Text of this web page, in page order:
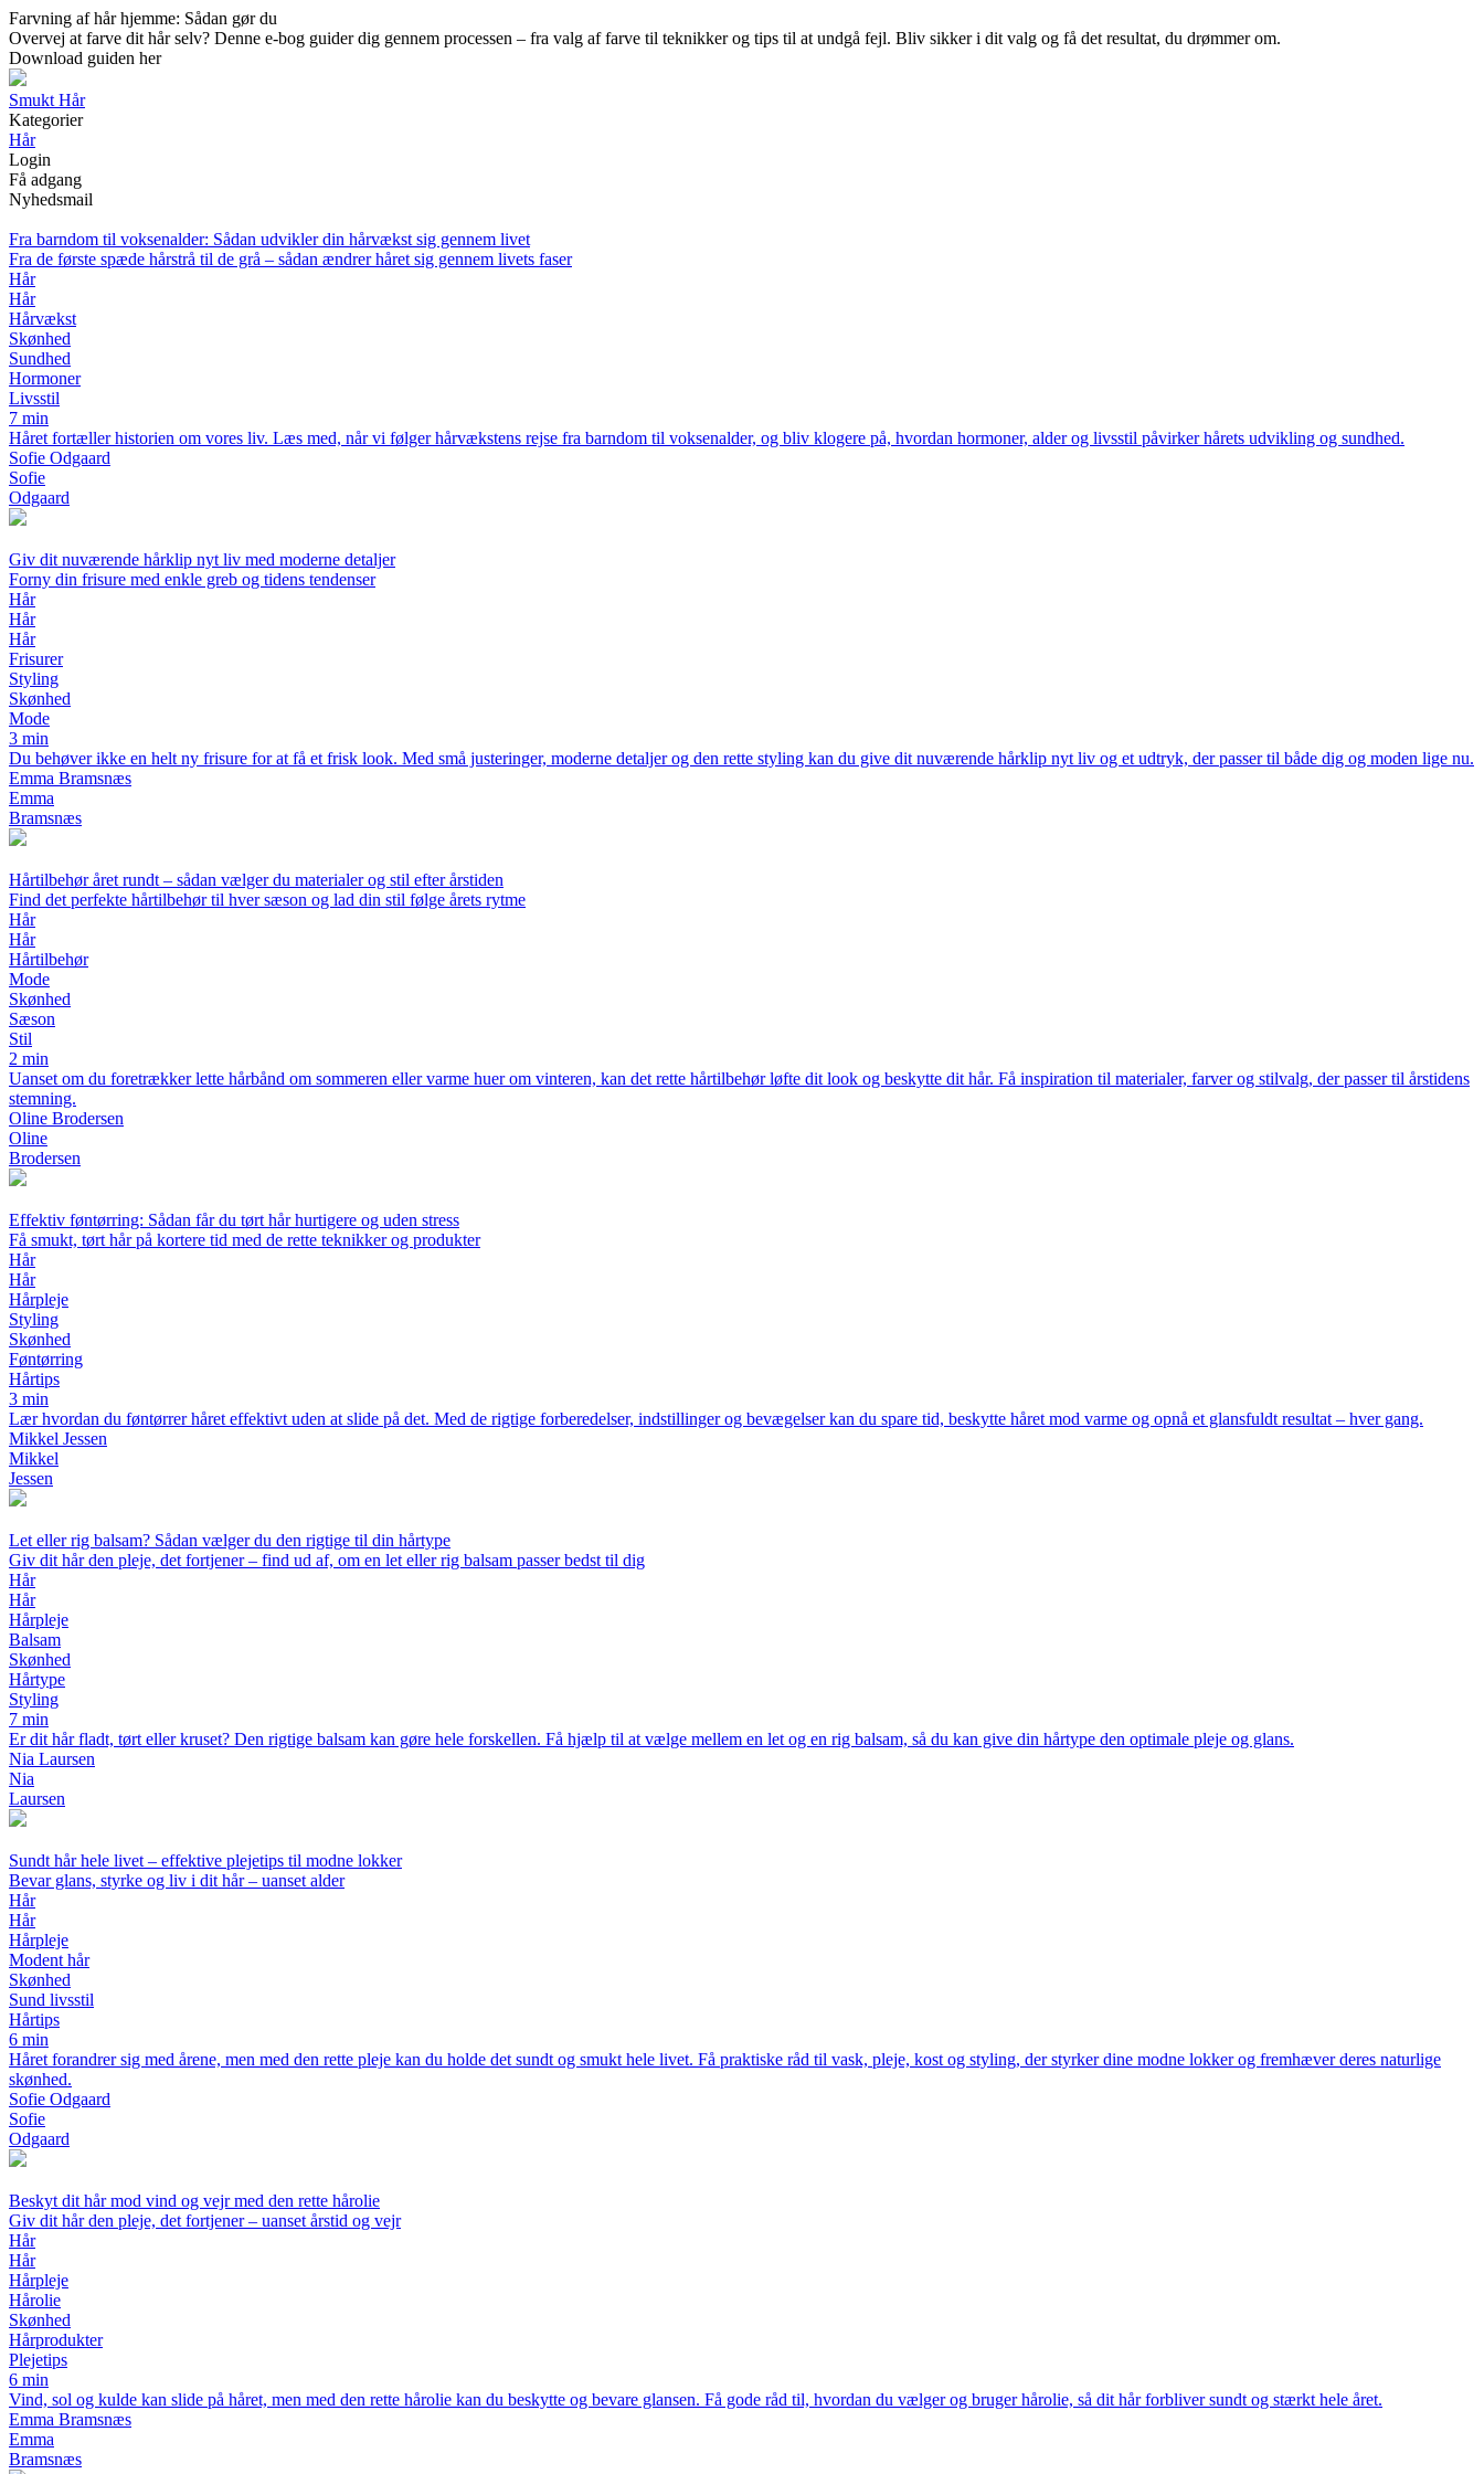
Farvning af hår hjemme: Sådan gør du
Overvej at farve dit hår selv? Denne e-bog guider dig gennem processen – fra valg af farve til teknikker og tips til at undgå fejl. Bliv sikker i dit valg og få det resultat, du drømmer om.
Download guiden her
Smukt Hår
Kategorier
Hår
Login
Få adgang
Nyhedsmail
Fra barndom til voksenalder: Sådan udvikler din hårvækst sig gennem livet
Fra de første spæde hårstrå til de grå – sådan ændrer håret sig gennem livets faser
Hår
Hår
Hårvækst
Skønhed
Sundhed
Hormoner
Livsstil
7 min
Håret fortæller historien om vores liv. Læs med, når vi følger hårvækstens rejse fra barndom til voksenalder, og bliv klogere på, hvordan hormoner, alder og livsstil påvirker hårets udvikling og sundhed.
Sofie Odgaard
Sofie
Odgaard
Giv dit nuværende hårklip nyt liv med moderne detaljer
Forny din frisure med enkle greb og tidens tendenser
Hår
Hår
Hår
Frisurer
Styling
Skønhed
Mode
3 min
Du behøver ikke en helt ny frisure for at få et frisk look. Med små justeringer, moderne detaljer og den rette styling kan du give dit nuværende hårklip nyt liv og et udtryk, der passer til både dig og moden lige nu.
Emma Bramsnæs
Emma
Bramsnæs
Hårtilbehør året rundt – sådan vælger du materialer og stil efter årstiden
Find det perfekte hårtilbehør til hver sæson og lad din stil følge årets rytme
Hår
Hår
Hårtilbehør
Mode
Skønhed
Sæson
Stil
2 min
Uanset om du foretrækker lette hårbånd om sommeren eller varme huer om vinteren, kan det rette hårtilbehør løfte dit look og beskytte dit hår. Få inspiration til materialer, farver og stilvalg, der passer til årstidens
stemning.
Oline Brodersen
Oline
Brodersen
Effektiv føntørring: Sådan får du tørt hår hurtigere og uden stress
Få smukt, tørt hår på kortere tid med de rette teknikker og produkter
Hår
Hår
Hårpleje
Styling
Skønhed
Føntørring
Hårtips
3 min
Lær hvordan du føntørrer håret effektivt uden at slide på det. Med de rigtige forberedelser, indstillinger og bevægelser kan du spare tid, beskytte håret mod varme og opnå et glansfuldt resultat – hver gang.
Mikkel Jessen
Mikkel
Jessen
Let eller rig balsam? Sådan vælger du den rigtige til din hårtype
Giv dit hår den pleje, det fortjener – find ud af, om en let eller rig balsam passer bedst til dig
Hår
Hår
Hårpleje
Balsam
Skønhed
Hårtype
Styling
7 min
Er dit hår fladt, tørt eller kruset? Den rigtige balsam kan gøre hele forskellen. Få hjælp til at vælge mellem en let og en rig balsam, så du kan give din hårtype den optimale pleje og glans.
Nia Laursen
Nia
Laursen
Sundt hår hele livet – effektive plejetips til modne lokker
Bevar glans, styrke og liv i dit hår – uanset alder
Hår
Hår
Hårpleje
Modent hår
Skønhed
Sund livsstil
Hårtips
6 min
Håret forandrer sig med årene, men med den rette pleje kan du holde det sundt og smukt hele livet. Få praktiske råd til vask, pleje, kost og styling, der styrker dine modne lokker og fremhæver deres naturlige
skønhed.
Sofie Odgaard
Sofie
Odgaard
Beskyt dit hår mod vind og vejr med den rette hårolie
Giv dit hår den pleje, det fortjener – uanset årstid og vejr
Hår
Hår
Hårpleje
Hårolie
Skønhed
Hårprodukter
Plejetips
6 min
Vind, sol og kulde kan slide på håret, men med den rette hårolie kan du beskytte og bevare glansen. Få gode råd til, hvordan du vælger og bruger hårolie, så dit hår forbliver sundt og stærkt hele året.
Emma Bramsnæs
Emma
Bramsnæs